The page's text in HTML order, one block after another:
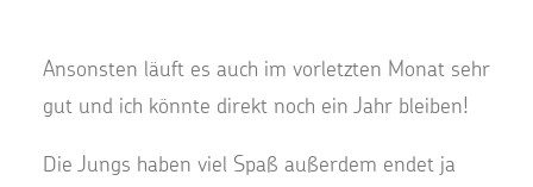
Ansonsten läuft es auch im vorletzten Monat sehr
gut und ich könnte direkt noch ein Jahr bleiben!
Die Jungs haben viel Spaß außerdem endet ja